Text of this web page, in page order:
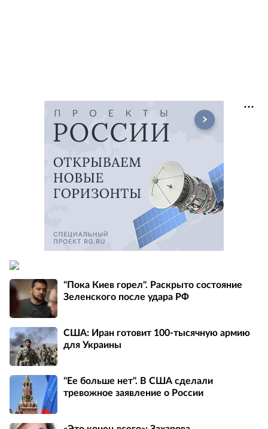
"Пока Киев горел". Раскрыто состояние
Зеленского после удара РФ
США: Иран готовит 100-тысячную армию
для Украины
"Ее больше нет". В США сделали
тревожное заявление о России